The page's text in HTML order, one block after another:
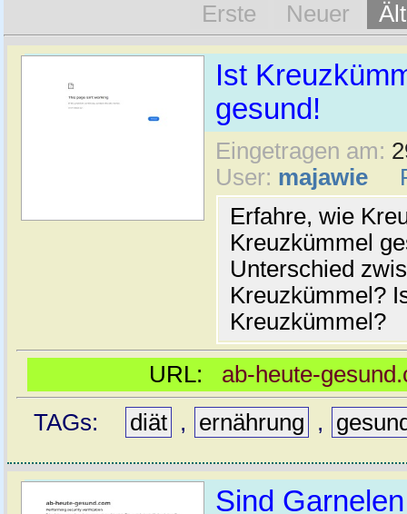
Erste Neuer
Ist
gesund!
Eingetragen am:
User: majawie
Erfahre, wie
Kreuzkümmel
Unterschied
Kreuzkümmel?
Kreuzkümmel?
URL: ab-heute-
TAGs:
diät , ernährung ,
Sind